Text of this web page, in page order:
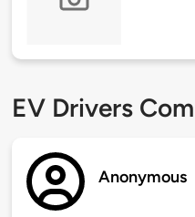
EV Drivers
Anonymous